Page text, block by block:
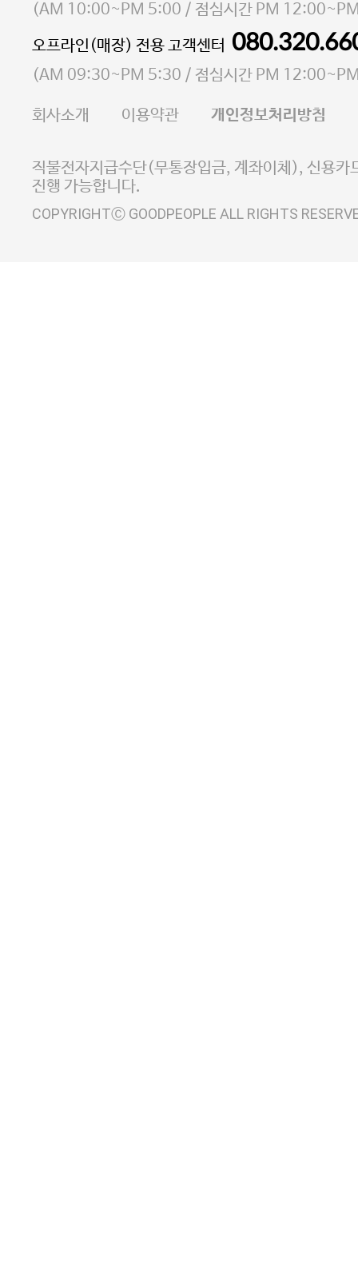
소재지 서울특별시 마포구 마포대로4다길 41 마포
통신판매업 신고번호 2023-서울마포-3931호
사업자등록번호 105-81-58242
E-MAIL goodpeople@gpin.co.kr
사업자정보확인
이니시스 에스크로 서비
(AM 10:00~PM 5:00 / 점심시간 PM
오프라인(매장) 전용 고객센터
(AM 09:30~PM 5:30 / 점심시간 PM
회사소개 이용약관 개인정보처리방침
직불전자지급수단(무통장입금, 계좌이체), 신용카
진행 가능합니다.
COPYRIGHTⒸ GOODPEOPLE ALL RIGHTS